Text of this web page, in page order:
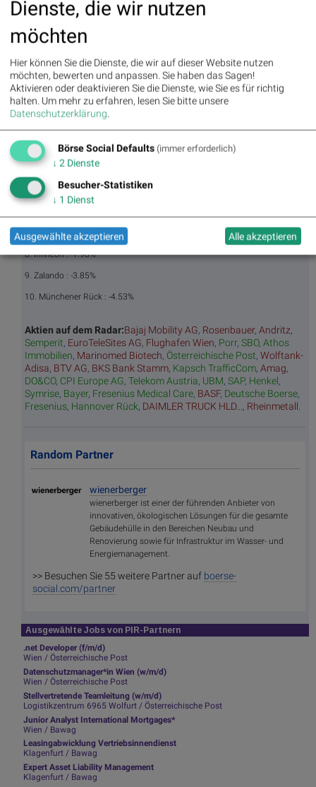
Bildnachweis
1. Bayer : 4.56%
2. Deutsche Boerse : 0.87%
3. Symrise : 0.84%
4. Brenntag : 0.60%
5. BASF : 0.52%
7. Commerzbank : -1.82%
8. Infineon : -1.98%
9. Zalando : -3.85%
10. Münchener Rück : -4.53%
Aktien auf dem Radar:Bajaj Mobility AG, Rosenbauer, Andritz,
Semperit, EuroTeleSites AG, Flughafen Wien, Porr, SBO, Athos
Immobilien, Marinomed Biotech, Österreichische Post, Wolftank-
Adisa, BTV AG, BKS Bank Stamm, Kapsch TrafficCom, Amag,
DO&CO, CPI Europe AG, Telekom Austria, UBM, SAP, Henkel,
Symrise, Bayer, Fresenius Medical Care, BASF, Deutsche Boerse,
Fresenius, Hannover Rück, DAIMLER TRUCK HLD... , Rheinmetall
Random Partner
wienerberger
wienerberger ist einer der führenden Anbieter von
innovativen, ökologischen Lösungen für die gesamte
Gebäudehülle in den Bereichen Neubau und
Renovierung sowie für Infrastruktur im Wasser- und
Energiemanagement.
>> Besuchen Sie 55 weitere Partner auf boerse-
social.com/partner
Ausgewählte Jobs von PIR-Partnern
.net Developer (f/m/d)
Wien / Österreichische Post
Datenschutzmanager*in Wien (w/m/d)
Wien / Österreichische Post
Stellvertretende Teamleitung (w/m/d)
Logistikzentrum 6965 Wolfurt / Österreichische Post
Junior Analyst International Mortgages*
Wien / Bawag
Leasingabwicklung Vertriebsinnendienst
Klagenfurt / Bawag
Expert Asset Liability Management
Klagenfurt / Bawag
Dienste, die wir nutzen
möchten
Hier können Sie die Dienste, die wir auf dieser Website nutzen
möchten, bewerten und anpassen. Sie haben das Sagen!
Aktivieren oder deaktivieren Sie die Dienste, wie Sie es für richtig
halten. Um mehr zu erfahren, lesen Sie bitte unsere
Datenschutzerklärung.
Börse Social Defaults (immer erforderlich)
↓ 2 Dienste
Besucher-Statistiken
↓ 1 Dienst
Ausgewählte akzeptieren Alle akzeptieren